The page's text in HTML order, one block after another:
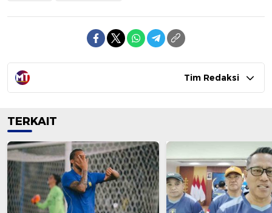
Tim Redaksi
TERKAIT